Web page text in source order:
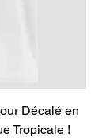
Décalé en
Tropicale !